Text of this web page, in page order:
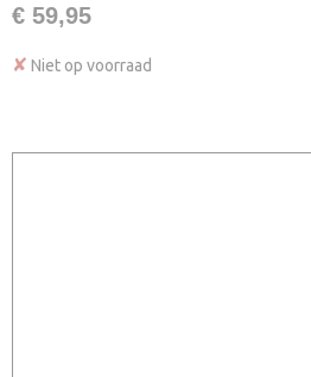
€ 59,95
✘ Niet op voorraad